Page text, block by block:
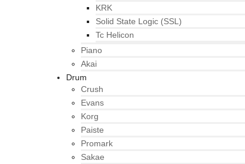
KRK
Solid State Logic (SSL)
Tc Helicon
Piano
Akai
Drum
Crush
Evans
Korg
Paiste
Promark
Sakae